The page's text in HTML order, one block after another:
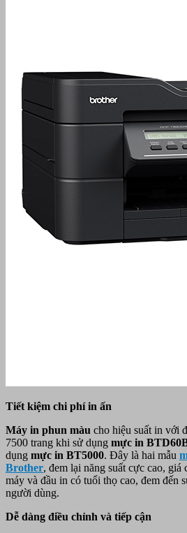
Tiết kiệm chi phí in ấn
Máy in phun màu cho hiệu suất in với
7500 trang khi sử dụng mực in
dụng mực in BT5000. Đây là hai mẫu
Brother, đem lại năng suất cực cao, giá
máy và đầu in có tuổi thọ cao, đem đến
người dùng.
Dễ dàng điều chỉnh và tiếp cận